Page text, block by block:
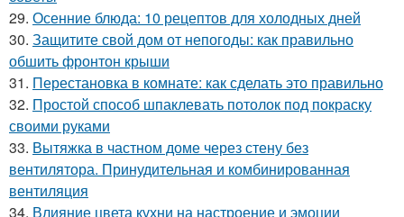
29. Осенние блюда: 10 рецептов для холодных дней
30. Защитите свой дом от непогоды: как правильно
обшить фронтон крыши
31. Перестановка в комнате: как сделать это правильно
32. Простой способ шпаклевать потолок под покраску
своими руками
33. Вытяжка в частном доме через стену без
вентилятора. Принудительная и комбинированная
вентиляция
34. Влияние цвета кухни на настроение и эмоции